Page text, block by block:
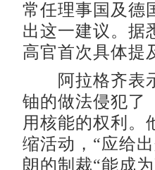
常任理事国及德
出这一建议。据
高官首次具体提
阿拉格齐表示
铀的做法侵犯了
用核能的权利。
缩活动，“应给
朗的制裁“能成